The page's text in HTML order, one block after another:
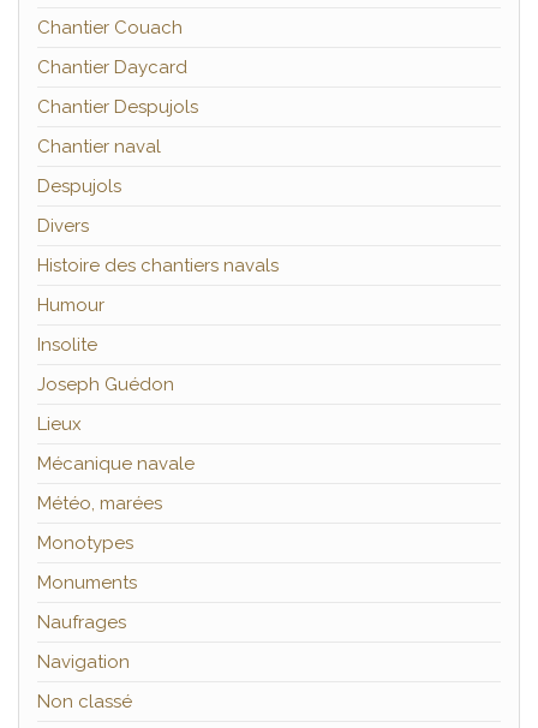
Chantier Couach
Chantier Daycard
Chantier Despujols
Chantier naval
Despujols
Divers
Histoire des chantiers navals
Humour
Insolite
Joseph Guédon
Lieux
Mécanique navale
Météo, marées
Monotypes
Monuments
Naufrages
Navigation
Non classé